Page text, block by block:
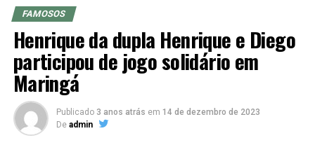
FAMOSOS
Henrique da dupla Henrique e Diego
participou de jogo solidário em
Maringá
Publicado 3 anos atrás em 14 de dezembro de 2023
De admin